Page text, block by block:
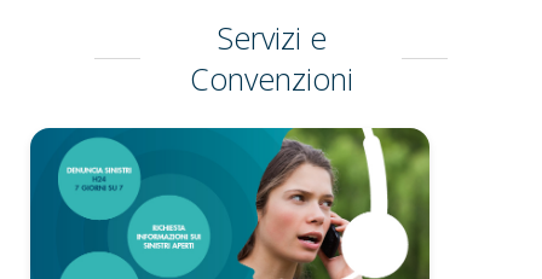
Servizi e
Convenzioni